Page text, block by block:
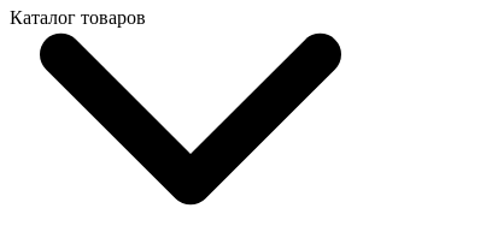
Каталог товаров